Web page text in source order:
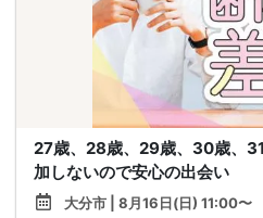
27歳、28歳、29歳、30歳、
加しないので安心の出会い
大分市 | 8月16日(日) 11:00〜